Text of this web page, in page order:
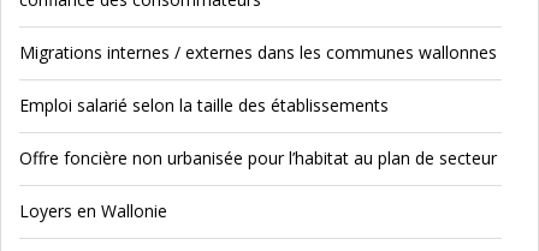
Migrations internes / externes dans les communes wallonnes
Emploi salarié selon la taille des établissements
Offre foncière non urbanisée pour l’habitat au plan de secteur
Loyers en Wallonie